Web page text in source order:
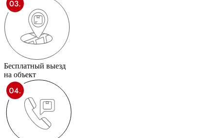
Бесплатный выезд
на объект